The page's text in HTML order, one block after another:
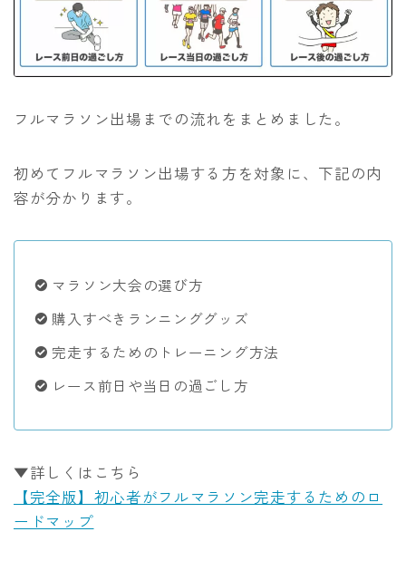
フルマラソン出場までの流れをまとめました。
初めてフルマラソン出場する方を対象に、下記の内
容が分かります。
マラソン大会の選び方
購入すべきランニンググッズ
完走するためのトレーニング方法
レース前日や当日の過ごし方
▼詳しくはこちら
【完全版】初心者がフルマラソン完走するためのロ
ードマップ